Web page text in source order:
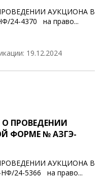
АУКЦИОНА В
24-4370 на право...
19.12.2024
ПРОВЕДЕНИИ
ФОРМЕ № АЗГЭ-
АУКЦИОНА В
24-5366 на право...